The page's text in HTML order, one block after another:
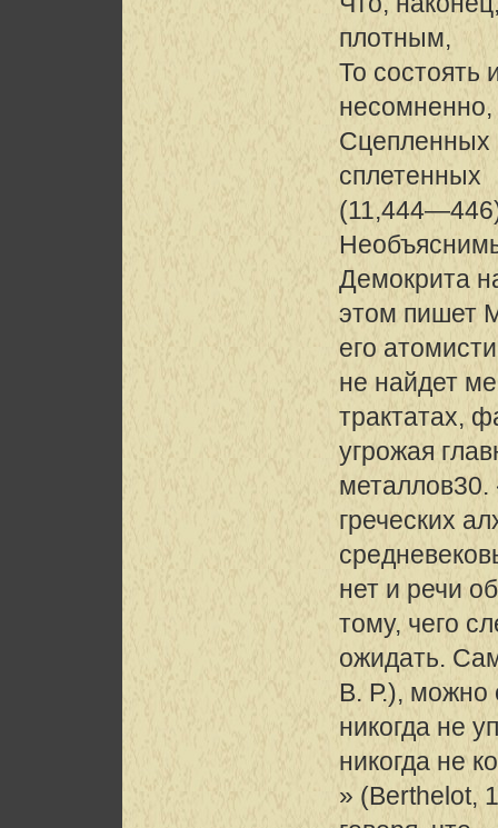
плотным,
То состоять
несомненно,
Сцепленных
сплетенных
Демокрита
этом пишет
его
не найдет
трактатах,
угрожая
металлов30.
греческих
нет и речи
тому, чего
ожидать.
В. Р.), можно
никогда не
никогда не
» (Berthelot,